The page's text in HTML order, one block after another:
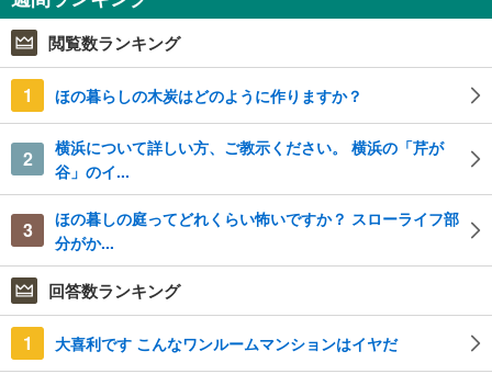
閲覧数ランキング
1 ほの暮らしの木炭はどのように作りますか？
2
横浜について詳しい方、ご教示ください。 横浜の「芹が
谷」のイ...
3
ほの暮しの庭ってどれくらい怖いですか？ スローライフ部
分がか...
回答数ランキング
1 大喜利です こんなワンルームマンションはイヤだ